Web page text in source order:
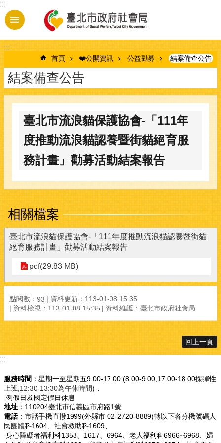
跳到主要內容區塊
:::
:::
首頁 ❤️公開資訊 公益勸募 結案備查公告
結案備查公告
臺北市流浪貓保護協會-「111年
度推動流浪貓認養暨街貓絕育服
務計畫」勸募活動結案報告
相關檔案
臺北市流浪貓保護協會-「111年度推動流浪貓認養暨街貓
絕育服務計畫」勸募活動結案報告
pdf(29.83 MB)
點閱數： 93
資料更新：113-01-08 15:35
資料檢視：113-01-08 15:35
資料維護：臺北市政府社會局
回上一頁
:::
服務時間 ：星期一至星期五9:00-17:00 (8:00-9:00,17:00-18:00採彈性
上班 ,12:30-13:30為午休時間)，
例假日及國定假日休息
地址 ：110204臺北市信義區市府路1號
電話：市話手機直撥1999(外縣市 02-2720-8889)轉以下各分機號碼人
民團體科1604、社會救助科1609、
身心障礙者福利科1358、1617、6964、老人福利科6966~6968、婦